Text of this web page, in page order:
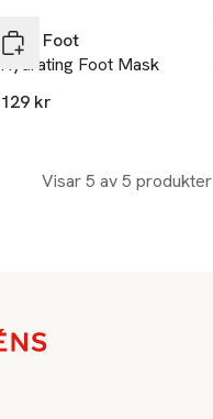
Baby Foot
Hydrating Foot Mask
129 kr
Visar 5 av 5 produkter